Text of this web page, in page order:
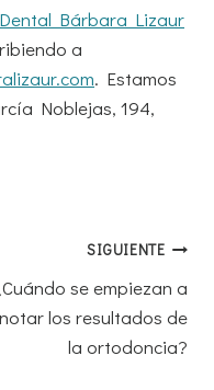
Bárbara Lizaur
a
. Estamos
Noblejas, 194,
SIGUIENTE
se empiezan a
notar los resultados de
la ortodoncia?